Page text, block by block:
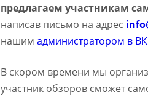
предлагаем участникам
написав письмо на адрес
нашим администратором в ВК
В скором времени мы
участник обзоров сможет